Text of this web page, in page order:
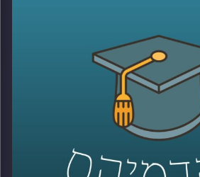
מנהל בית הספר הארי רדזינר
וטכנולוגיה, נדבר על החובה
הטכנולוגיה ועל נקודות המפגש
הטכנולוגיה.
על הקשר בין משפט וטכנולוגיה –
על דיני זכויות היוצרים בעידן הבינה